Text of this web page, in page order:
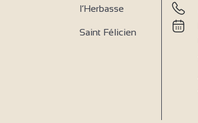
l’Herbasse
Saint Félicien